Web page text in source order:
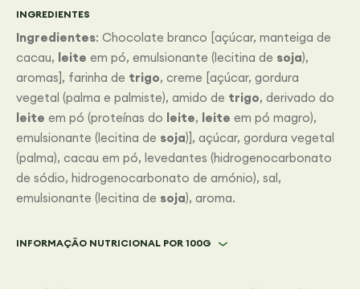
INGREDIENTES
Ingredientes: Chocolate branco [açúcar, manteiga de
cacau, leite em pó, emulsionante (lecitina de soja),
aromas], farinha de trigo, creme [açúcar, gordura
vegetal (palma e palmiste), amido de trigo, derivado do
leite em pó (proteínas do leite, leite em pó magro),
emulsionante (lecitina de soja)], açúcar, gordura vegetal
(palma), cacau em pó, levedantes (hidrogenocarbonato
de sódio, hidrogenocarbonato de amónio), sal,
emulsionante (lecitina de soja), aroma.
INFORMAÇÃO NUTRICIONAL POR 100G